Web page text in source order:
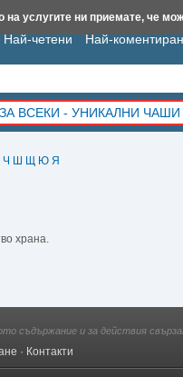
Ч Ш Щ Ю Я
храна.
Най-четени Най-
ВСЕКИ - УНИКАЛНИ
съдържание и за действия
· Контакти
услугите ни приемате, че